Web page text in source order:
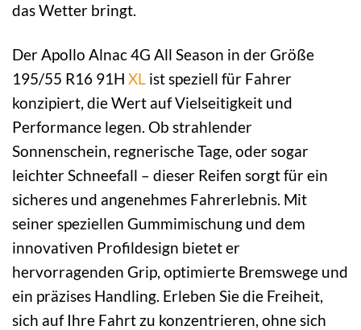
das Wetter bringt.
Der Apollo Alnac 4G All Season in der Größe
195/55 R16 91H XL ist speziell für Fahrer
konzipiert, die Wert auf Vielseitigkeit und
Performance legen. Ob strahlender
Sonnenschein, regnerische Tage, oder sogar
leichter Schneefall – dieser Reifen sorgt für ein
sicheres und angenehmes Fahrerlebnis. Mit
seiner speziellen Gummimischung und dem
innovativen Profildesign bietet er
hervorragenden Grip, optimierte Bremswege und
ein präzises Handling. Erleben Sie die Freiheit,
sich auf Ihre Fahrt zu konzentrieren, ohne sich